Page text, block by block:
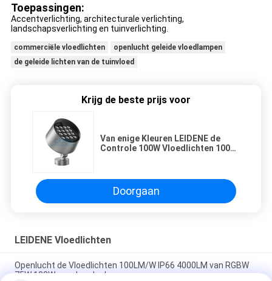
Toepassingen:
Accentverlichting, architecturale verlichting,
landschapsverlichting en tuinverlichting
commerciële vloedlichten
openlucht geleide vloedlampen
de geleide lichten van de tuinvloed
Krijg de beste prijs voor
Van enige Kleuren LEIDENE de
Controle 100W Vloedlichten 100W
Doorgaan
LEIDENE Vloedlichten
Openlucht de Vloedlichten 100LM/W IP66 4000LM van RGBW
75W 100W voor Landschap